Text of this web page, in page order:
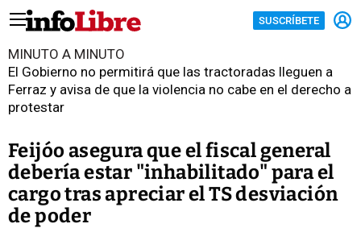
SUSCRÍBETE
MINUTO A MINUTO
El Gobierno no permitirá que las tractoradas lleguen a
Ferraz y avisa de que la violencia no cabe en el derecho a
protestar
Feijóo asegura que el fiscal general
debería estar "inhabilitado" para el
cargo tras apreciar el TS desviación
de poder